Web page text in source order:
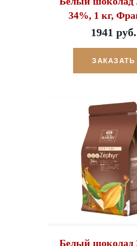
34%, 1 кг,
1941 руб.
ЗАКАЗАТЬ
Белый шоколад